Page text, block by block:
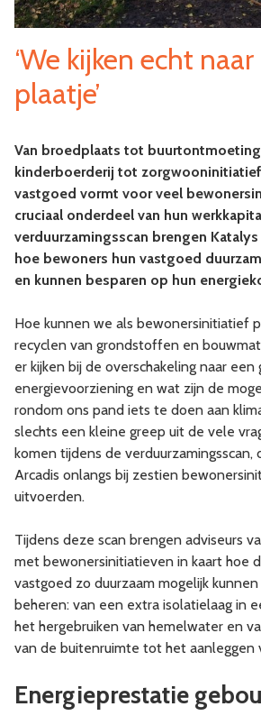
‘We kijken echt
plaatje’
Van broedplaats tot
kinderboerderij tot
vastgoed vormt voor veel
cruciaal onderdeel van hun
verduurzamingsscan brengen
hoe bewoners hun vastgoed
en kunnen besparen op hun
Hoe kunnen we als bewonersinitiatief
recyclen van grondstoffen en
er kijken bij de overschakeling naar een
energievoorziening en wat zijn de
rondom ons pand iets te doen aan
slechts een kleine greep uit de vele
komen tijdens de verduurzamingsscan,
Arcadis onlangs bij zestien
uitvoerden.
Tijdens deze scan brengen adviseurs
met bewonersinitiatieven in kaart hoe
vastgoed zo duurzaam mogelijk
beheren: van een extra isolatielaag in
het hergebruiken van hemelwater en
van de buitenruimte tot het aanleggen
Energieprestatie